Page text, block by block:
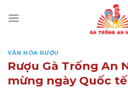
VĂN HÓA RƯỢU
Rượu Gà Trống An
mừng ngày Quốc